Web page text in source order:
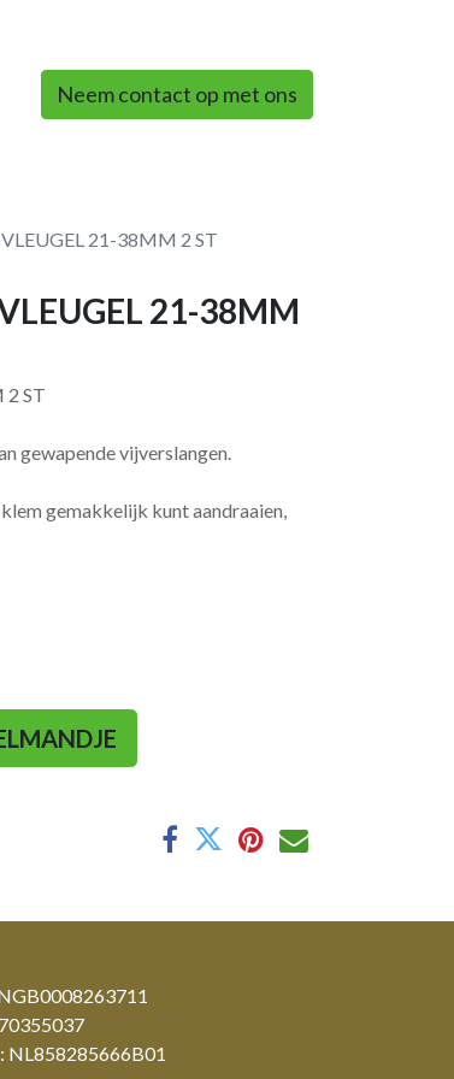
Neem contact op met ons
21-38MM 2 ST
21-38MM
2 ST
gewapen­de vijverslangen.
gemakkelijk kunt aandraaien,
NL858285666B01